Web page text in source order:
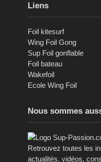
Liens
Foil kitesurf
Wing Foil Gong
Sup Foil gonflable
Foil bateau
Wakefoil
Ecole Wing Foil
Nous sommes
Retrouvez toutes les
actualités, vidéos,